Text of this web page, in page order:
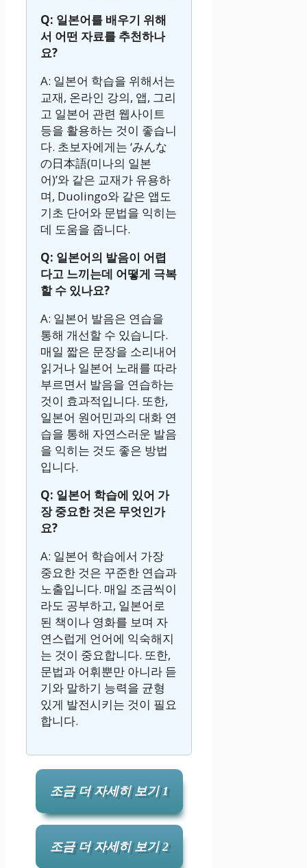
Q: 일본어를 배우기 위해
서 어떤 자료를 추천하나
요?
A: 일본어 학습을 위해서는
교재, 온라인 강의, 앱, 그리
고 일본어 관련 웹사이트
등을 활용하는 것이 좋습니
다. 초보자에게는 ‘みんな
の日本語(미나의 일본
어)’와 같은 교재가 유용하
며, Duolingo와 같은 앱도
기초 단어와 문법을 익히는
데 도움을 줍니다.
Q: 일본어의 발음이 어렵
다고 느끼는데 어떻게 극복
할 수 있나요?
A: 일본어 발음은 연습을
통해 개선할 수 있습니다.
매일 짧은 문장을 소리내어
읽거나 일본어 노래를 따라
부르면서 발음을 연습하는
것이 효과적입니다. 또한,
일본어 원어민과의 대화 연
습을 통해 자연스러운 발음
을 익히는 것도 좋은 방법
입니다.
Q: 일본어 학습에 있어 가
장 중요한 것은 무엇인가
요?
A: 일본어 학습에서 가장
중요한 것은 꾸준한 연습과
노출입니다. 매일 조금씩이
라도 공부하고, 일본어로
된 책이나 영화를 보며 자
연스럽게 언어에 익숙해지
는 것이 중요합니다. 또한,
문법과 어휘뿐만 아니라 듣
기와 말하기 능력을 균형
있게 발전시키는 것이 필요
합니다.
조금 더 자세히 보기 1
조금 더 자세히 보기 2